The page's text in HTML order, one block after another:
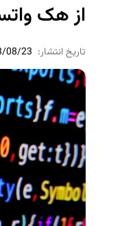
از هک
تاریخ انتشار: 08/23